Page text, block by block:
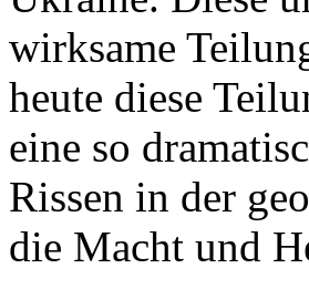
wirksame
heute diese
eine so
Rissen in der
die Macht und